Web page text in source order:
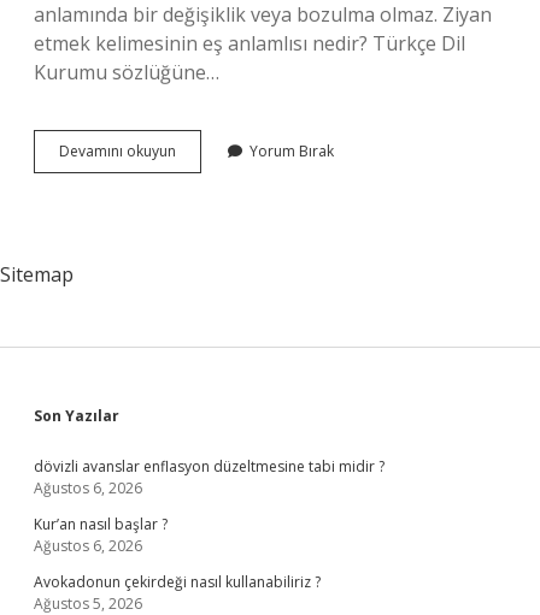
anlamında bir değişiklik veya bozulma olmaz. Ziyan
etmek kelimesinin eş anlamlısı nedir? Türkçe Dil
Kurumu sözlüğüne…
Devamını okuyun
Ziyan
Yorum Bırak
Sitemap
Sidebar
Son Yazılar
dövizli avanslar enflasyon düzeltmesine tabi midir ?
Ağustos 6, 2026
Kur’an nasıl başlar ?
Ağustos 6, 2026
Avokadonun çekirdeği nasıl kullanabiliriz ?
Ağustos 5, 2026